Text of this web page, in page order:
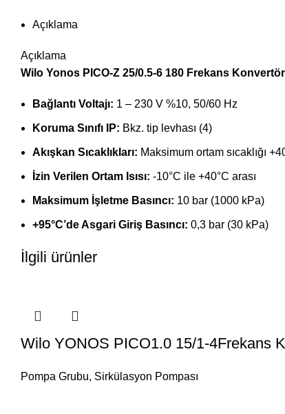
Açıklama
Açıklama
Wilo Yonos PICO-Z 25/0.5-6 180 Frekans
Bağlantı Voltajı: 1 – 230 V %10, 50/60 Hz
Koruma Sınıfı IP: Bkz. tip levhası (4)
Akışkan Sıcaklıkları: Maksimum ortam sıcaklığı
İzin Verilen Ortam Isısı: -10°C ile +40°C arası
Maksimum İşletme Basıncı: 10 bar (1000 kPa)
+95°C’de Asgari Giriş Basıncı: 0,3 bar (30 kPa)
İlgili ürünler
Wilo YONOS PICO1.0 15/1-4Frekans
Pompa Grubu, Sirkülasyon Pompası